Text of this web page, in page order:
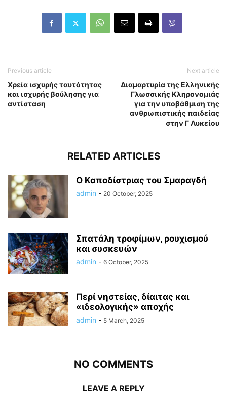
Previous article
Χρεία ισχυρής ταυτότητας
και ισχυρής βούλησης για
αντίσταση
Next article
Διαμαρτυρία της Ελληνικής
Γλωσσικής Κληρονομιάς
για την υποβάθμιση της
ανθρωπιστικής παιδείας
στην Γ Λυκείου
RELATED ARTICLES
Ο Καποδίστριας του Σμαραγδή
admin - 20 October, 2025
Σπατάλη τροφίμων, ρουχισμού
και συσκευών
admin - 6 October, 2025
Περί νηστείας, δίαιτας και
«ιδεολογικής» αποχής
admin - 5 March, 2025
NO COMMENTS
LEAVE A REPLY